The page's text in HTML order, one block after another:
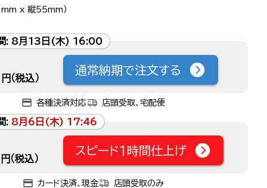
x 縦55mm）
: 8月13日(木) 16:00
円（税込）
通常納期で注文する
各種決済対応 店頭受取、宅配便
: 8月6日(木) 17:46
円（税込）
スピード1時間仕上げ
カード決済、現金 店頭受取のみ